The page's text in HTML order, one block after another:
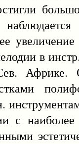
в
Африке.
с